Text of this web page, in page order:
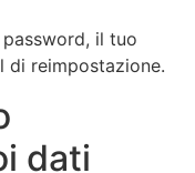
il tuo
di reimpostazione.
dati